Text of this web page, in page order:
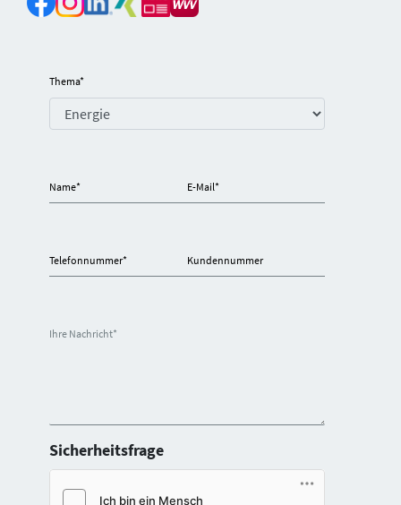
Thema*
Name* E-Mail*
Telefonnummer* Kundennummer
Ihre Nachricht*
Sicherheitsfrage